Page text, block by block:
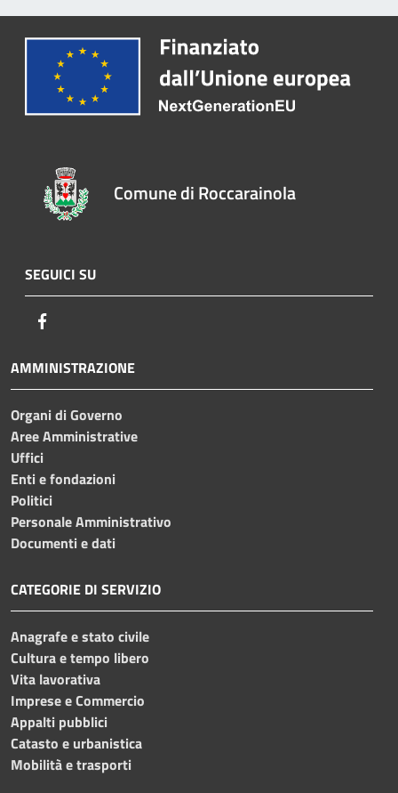
Comune di Roccarainola
SEGUICI SU
AMMINISTRAZIONE
Organi di Governo
Aree Amministrative
Uffici
Enti e fondazioni
Politici
Personale Amministrativo
Documenti e dati
CATEGORIE DI SERVIZIO
Anagrafe e stato civile
Cultura e tempo libero
Vita lavorativa
Imprese e Commercio
Appalti pubblici
Catasto e urbanistica
Mobilità e trasporti